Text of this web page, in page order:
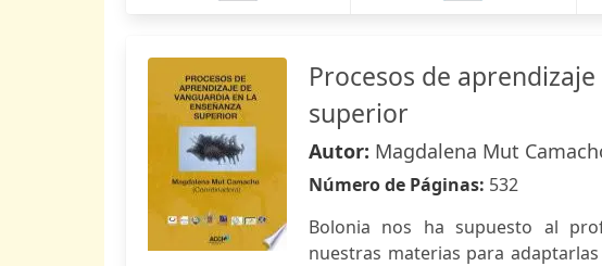
Procesos de
superior
Autor: Magdalena Mut
Número de Páginas: 532
Bolonia nos ha supuesto al
nuestras materias para